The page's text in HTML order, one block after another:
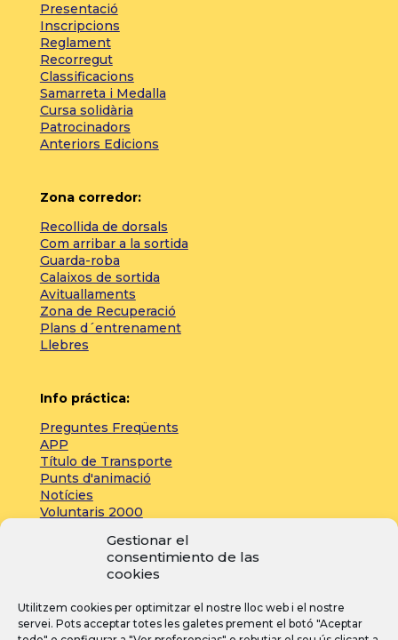
Gestionar el
consentimiento de las
cookies
Utilitzem cookies per optimitzar el nostre lloc web i el nostre
servei. Pots acceptar totes les galetes prement el botó "Aceptar
Presentació
Inscripcions
Reglament
Recorregut
Classificacions
Samarreta i Medalla
Cursa solidària
Patrocinadors
Anteriors Edicions
Zona corredor:
Recollida de dorsals
Com arribar a la sortida
Guarda-roba
Calaixos de sortida
Avituallaments
Zona de Recuperació
Plans d´entrenament
Llebres
Info práctica:
Preguntes Freqüents
APP
Título de Transporte
Punts d'animació
Notícies
Voluntaris 2000
Zona de prensa:
Acreditacions
Inscripcions